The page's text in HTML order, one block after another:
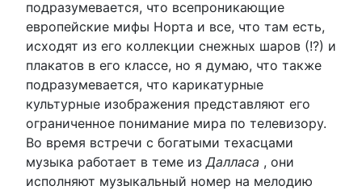
подразумевается, что всепроникающие
европейские мифы Норта и все, что там есть,
исходят из его коллекции снежных шаров (!?) и
плакатов в его классе, но я думаю, что также
подразумевается, что карикатурные
культурные изображения представляют его
ограниченное понимание мира по телевизору.
Во время встречи с богатыми техасцами
музыка работает в теме из Далласа , они
исполняют музыкальный номер на мелодию